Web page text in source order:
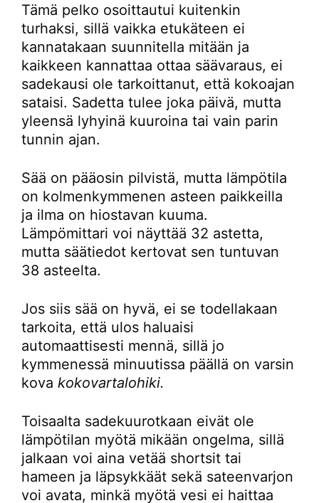
Tämä pelko osoittautui kuitenkin
turhaksi, sillä vaikka etukäteen ei
kannatakaan suunnitella mitään ja
kaikkeen kannattaa ottaa säävaraus, ei
sadekausi ole tarkoittanut, että kokoajan
sataisi. Sadetta tulee joka päivä, mutta
yleensä lyhyinä kuuroina tai vain parin
tunnin ajan.
Sää on pääosin pilvistä, mutta lämpötila
on kolmenkymmenen asteen paikkeilla
ja ilma on hiostavan kuuma.
Lämpömittari voi näyttää 32 astetta,
mutta säätiedot kertovat sen tuntuvan
38 asteelta.
Jos siis sää on hyvä, ei se todellakaan
tarkoita, että ulos haluaisi
automaattisesti mennä, sillä jo
kymmenessä minuutissa päällä on varsin
kova kokovartalohiki.
Toisaalta sadekuurotkaan eivät ole
lämpötilan myötä mikään ongelma, sillä
jalkaan voi aina vetää shortsit tai
hameen ja läpsykkäät sekä sateenvarjon
voi avata, minkä myötä vesi ei haittaa